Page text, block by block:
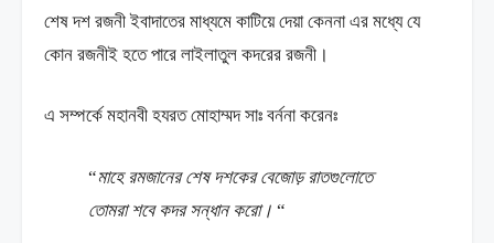
শেষ দশ রজনী ইবাদাতের মাধ্যমে কাটিয়ে দেয়া কেননা এর মধ্যে যে
কোন রজনীই হতে পারে লাইলাতুল কদরের রজনী।
এ সম্পর্কে মহানবী হযরত মোহাম্মদ সাঃ বর্ননা করেনঃ
“মাহে রমজানের শেষ দশকের বেজোড় রাতগুলোতে
তোমরা শবে কদর সন্ধান করো। “